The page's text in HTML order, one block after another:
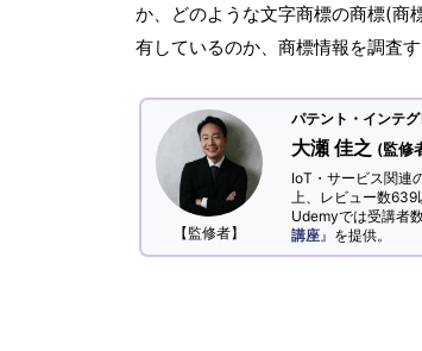
か、どのような文字商標の商標(商
有しているのか、商標情報を調査す
【監修者】
パテント・インテ
大瀬 佳之 (監修
IoT・サービス関連
上、レビュー数
Udemyでは受講者
講座 』を提供。